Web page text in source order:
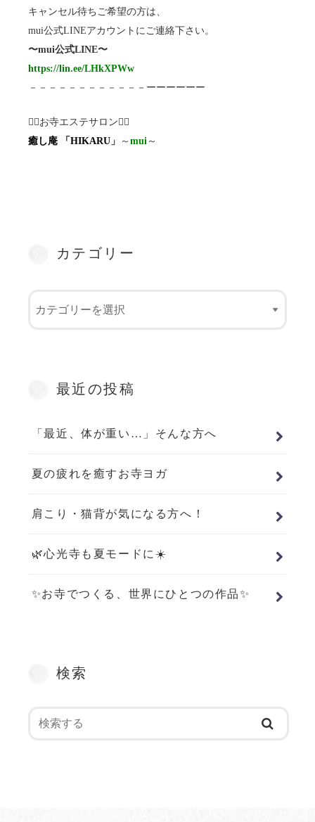
キャンセル待ちご希望の方は、
mui公式LINEアカウントにご連絡下さい。
〜mui公式LINE〜
https://lin.ee/LHkXPWw
－－－－－－－－－－－－ーーーーーー
💆‍♀️お寺エステサロン💆‍♂️
癒し庵 「HIKARU 」 ～ mui ～
カテゴリー
最近の投稿
「最近、体が重い…」そんな方へ
夏の疲れを癒すお寺ヨガ
肩こり・猫背が気になる方へ！
🌿心光寺も夏モードに☀️
✨お寺でつくる、世界にひとつの作品✨
検索